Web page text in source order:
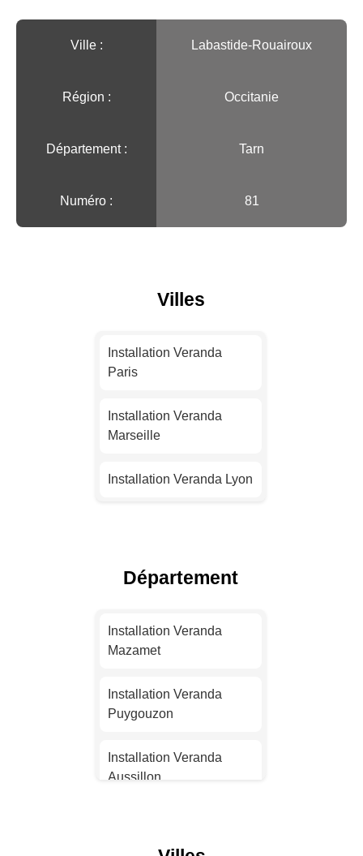
Ville :️ Labastide-Rouairoux
Région :️ Occitanie
Département : Tarn
Numéro : 81
Villes
Installation Veranda
Paris
Installation Veranda
Marseille
Installation Veranda Lyon
Installation Veranda Nice
Installation Veranda
Nantes
Installation Veranda
Strasbourg
Installation Veranda
Montpellier
Département
Installation Veranda
Mazamet
Installation Veranda
Puygouzon
Installation Veranda
Aussillon